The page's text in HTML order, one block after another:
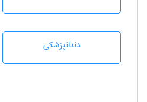
دندانپزشكی